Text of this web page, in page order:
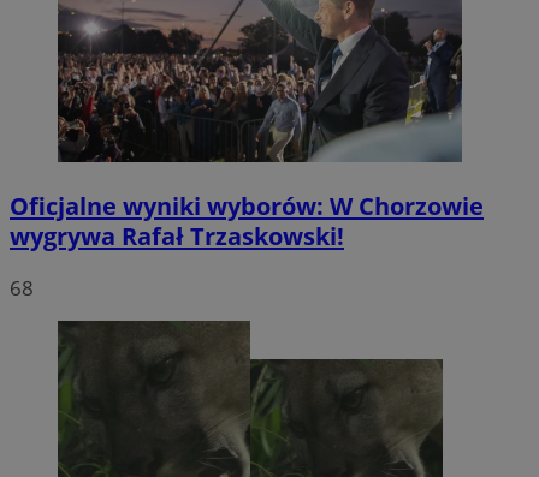
Oficjalne wyniki wyborów: W Chorzowie
wygrywa Rafał Trzaskowski!
68